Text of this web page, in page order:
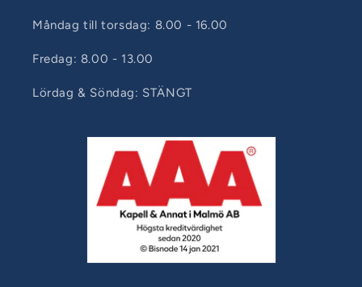
Måndag till torsdag: 8.00 - 16.00
Fredag: 8.00 - 13.00
Lördag & Söndag: STÄNGT